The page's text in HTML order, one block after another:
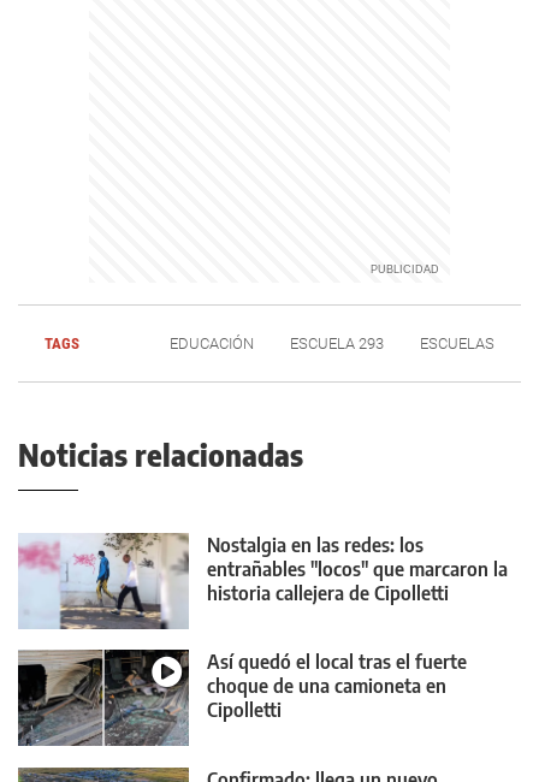
TAGS EDUCACIÓN ESCUELA 293 ESCUELAS
Noticias relacionadas
Nostalgia en las redes: los
entrañables "locos" que marcaron la
historia callejera de Cipolletti
Así quedó el local tras el fuerte
choque de una camioneta en
Cipolletti